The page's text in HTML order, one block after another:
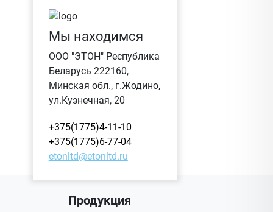
Мы находимся
ООО "ЭТОН" Республика
Беларусь 222160,
Минская обл., г.Жодино,
ул.Кузнечная, 20
+375(1775)4-11-10
+375(1775)6-77-04
etonltd@etonltd.ru
Продукция